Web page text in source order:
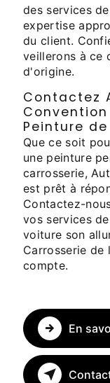
des services
expertise
du client.
veillerons à ce
d'origine.
Contactez
Peinture
Que ce soit
une peinture
carrosserie,
est prêt à
Contactez-
vos services
voiture son
Carrosserie de
compte.
En